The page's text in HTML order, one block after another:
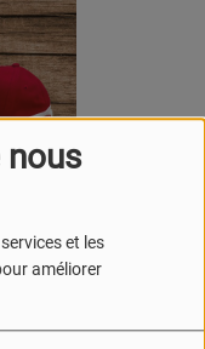
nous
et les
améliorer
produits de
ici :